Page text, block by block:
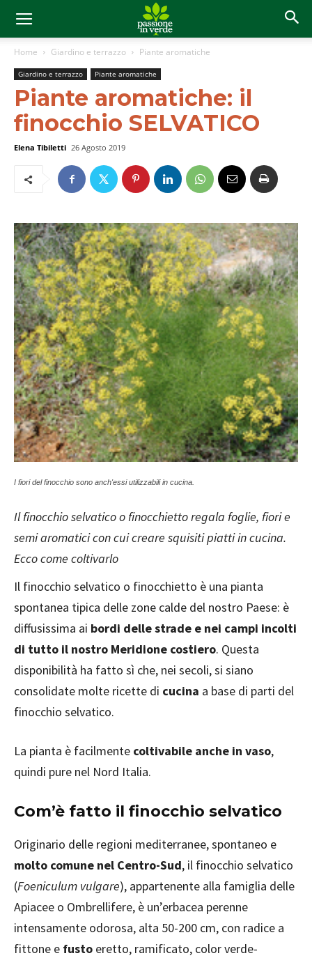
Home Giardino e terrazzo Piante aromatiche
Giardino e terrazzo Piante aromatiche
Piante aromatiche: il
finocchio SELVATICO
Elena Tibiletti 26 Agosto 2019
I fiori del finocchio sono anch'essi utilizzabili in cucina.
Il finocchio selvatico o finocchietto regala foglie, fiori e
semi aromatici con cui creare squisiti piatti in cucina.
Ecco come coltivarlo
Il finocchio selvatico o finocchietto è una pianta
spontanea tipica delle zone calde del nostro Paese: è
diffusissima ai bordi delle strade e nei campi incolti
di tutto il nostro Meridione costiero. Questa
disponibilità ha fatto sì che, nei secoli, si siano
consolidate molte ricette di cucina a base di parti del
finocchio selvatico.
La pianta è facilmente coltivabile anche in vaso,
quindi pure nel Nord Italia.
Com’è fatto il finocchio selvatico
Originario delle regioni mediterranee, spontaneo e
molto comune nel Centro-Sud, il finocchio selvatico
(Foeniculum vulgare), appartenente alla famiglia delle
Apiacee o Ombrellifere, è un’erbacea perenne
intensamente odorosa, alta 50-200 cm, con radice a
fittone e fusto eretto, ramificato, color verde-